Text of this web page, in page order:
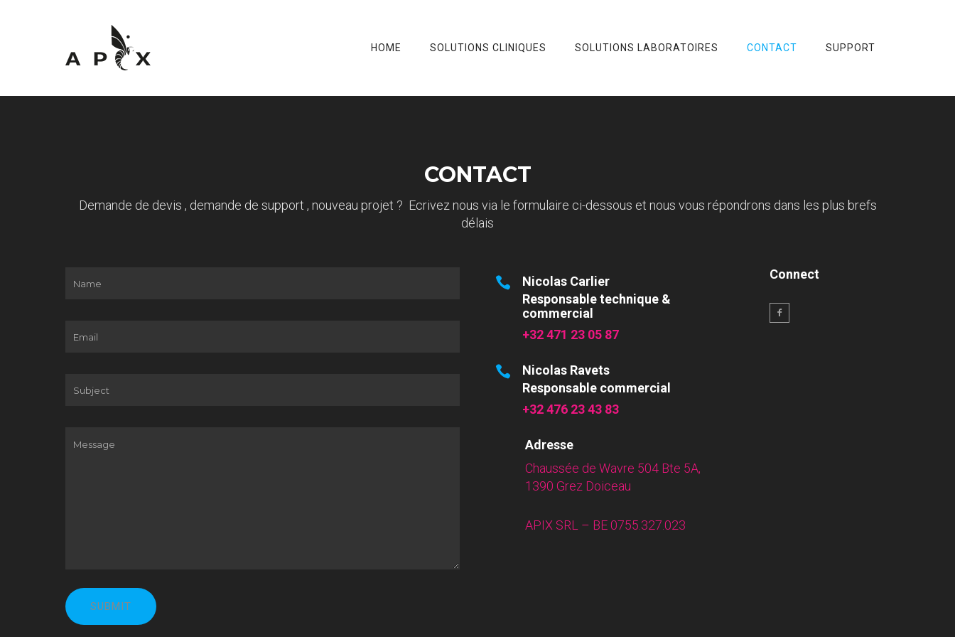
HOME SOLUTIONS CLINIQUES SOLUTIONS LABORATOIRES CONTACT SUPPORT
CONTACT
Demande de devis , demande de support , nouveau projet ? Ecrivez nous via le formulaire ci-dessous et nous vous répondrons dans les plus brefs
délais
Nicolas Carlier
Responsable technique &
commercial
+32 471 23 05 87
Nicolas Ravets
Responsable commercial
+32 476 23 43 83
Adresse
Chaussée de Wavre 504 Bte 5A,
1390 Grez Doiceau
APIX SRL – BE 0755.327.023
Connect